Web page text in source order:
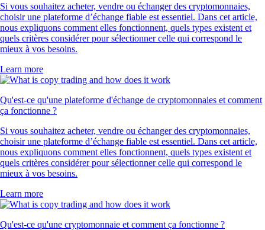
Si vous souhaitez acheter, vendre ou échanger des cryptomonnaies,
choisir une plateforme d’échange fiable est essentiel. Dans cet article,
nous expliquons comment elles fonctionnent, quels types existent et
quels critères considérer pour sélectionner celle qui correspond le
mieux à vos besoins.
Learn more
Qu'est-ce qu'une plateforme d'échange de cryptomonnaies et comment
ça fonctionne ?
Si vous souhaitez acheter, vendre ou échanger des cryptomonnaies,
choisir une plateforme d’échange fiable est essentiel. Dans cet article,
nous expliquons comment elles fonctionnent, quels types existent et
quels critères considérer pour sélectionner celle qui correspond le
mieux à vos besoins.
Learn more
Qu'est-ce qu'une cryptomonnaie et comment ça fonctionne ?